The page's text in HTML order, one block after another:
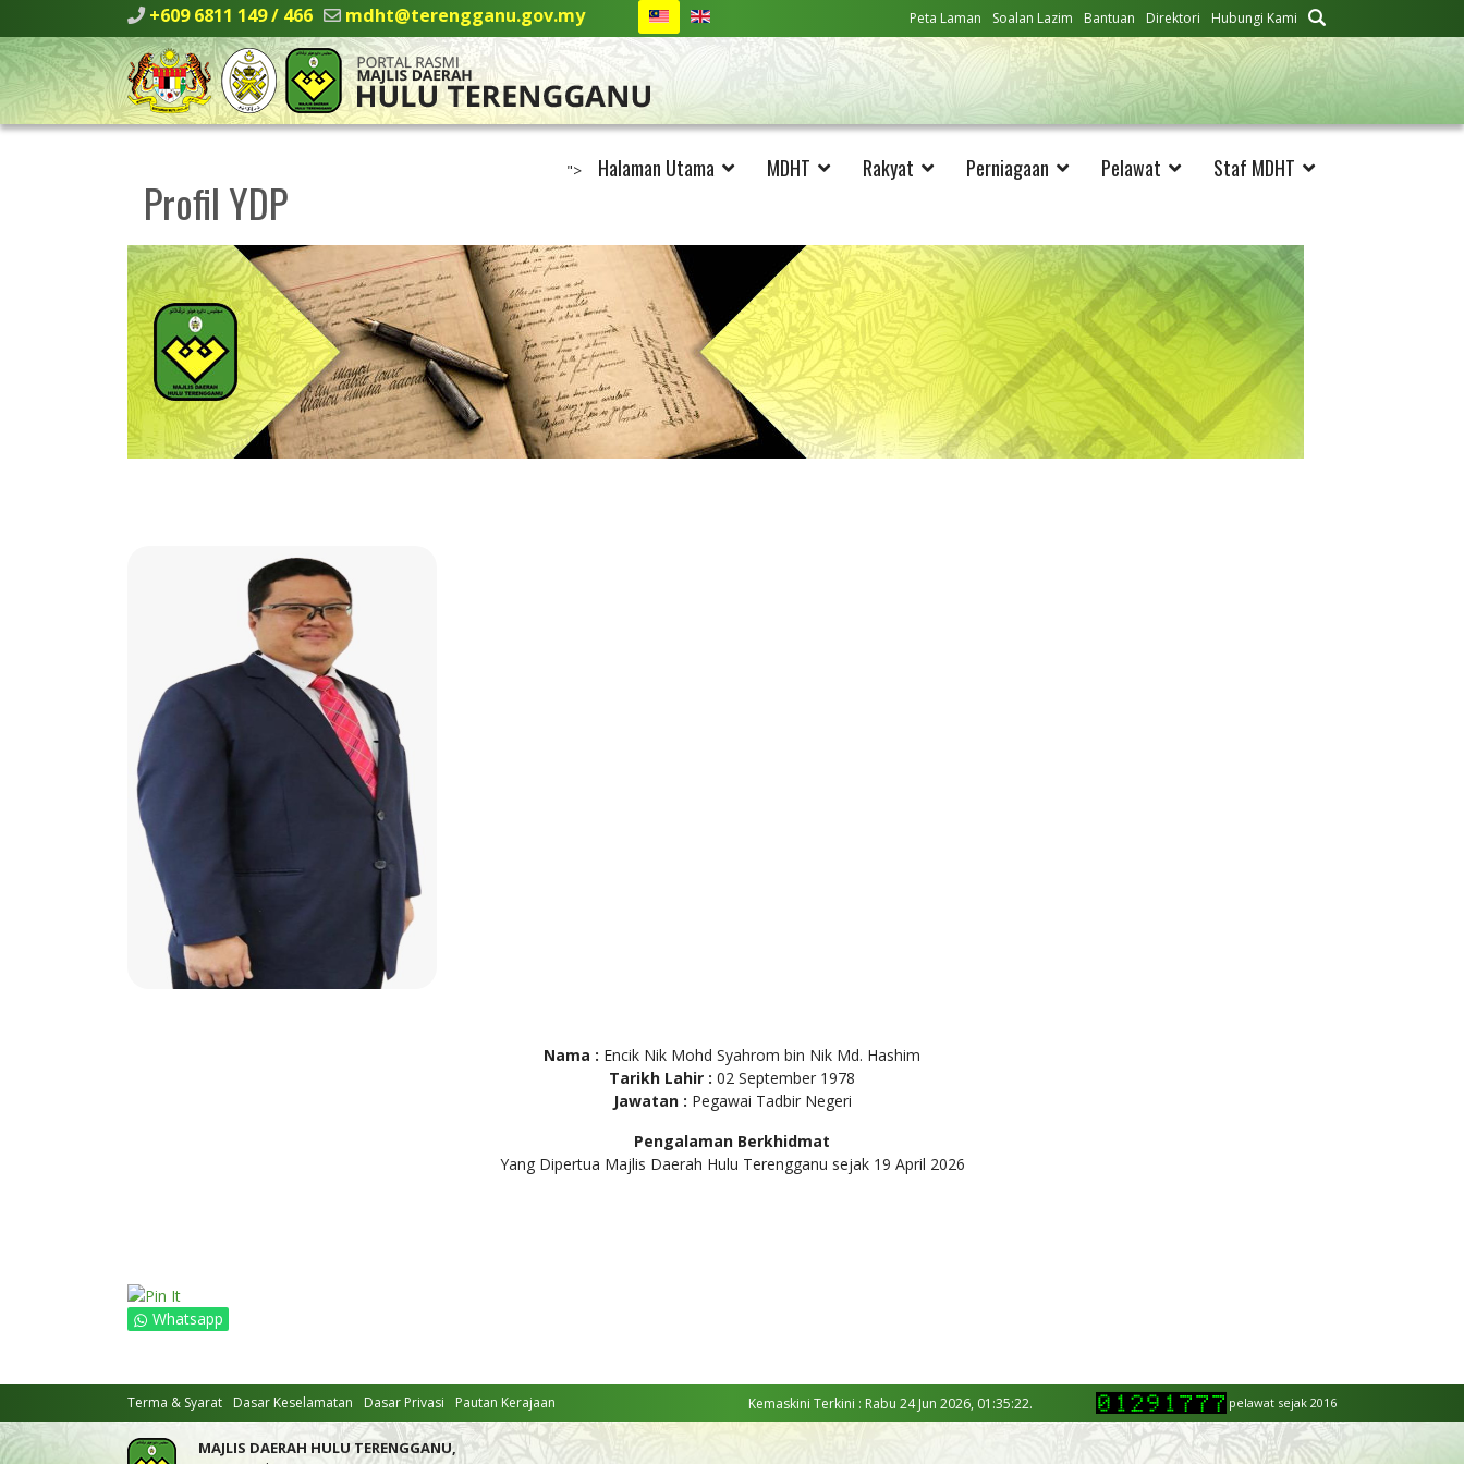
+609 6811 149 / 466 mdht@terengganu.gov.my Peta Laman Soalan Lazim Bantuan Direktori Hubungi Kami
"> Halaman Utama MDHT Rakyat Perniagaan Pelawat Staf MDHT
Profil YDP
Nama : Encik Nik Mohd Syahrom bin Nik Md. Hashim
Tarikh Lahir : 02 September 1978
Jawatan : Pegawai Tadbir Negeri
Pengalaman Berkhidmat
Yang Dipertua Majlis Daerah Hulu Terengganu sejak 19 April 2026
Whatsapp
Terma & Syarat Dasar Keselamatan Dasar Privasi Pautan Kerajaan Kemaskini Terkini : Rabu 24 Jun 2026, 01:35:22. pelawat sejak 2016
MAJLIS DAERAH HULU TERENGGANU,